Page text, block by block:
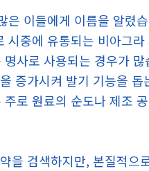
이들에게 이름을 알렸
중에 유통되는 비아그
사로 사용되는 경우가
증가시켜 발기 기능을
로 원료의 순도나 제조
을 검색하지만, 본질적으